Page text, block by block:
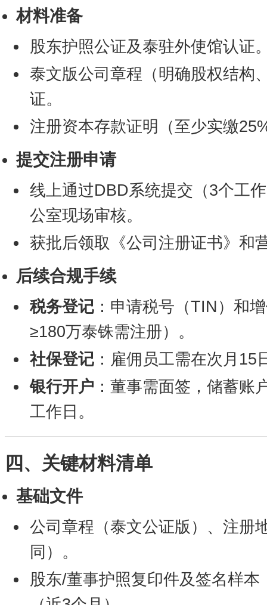
材料准备
股东护照公证及泰驻外使馆认证
泰文版公司章程（明确股权结构
证。
注册资本存款证明（至少实缴
提交注册申请
线上通过DBD系统提交（3个工
公室现场审核。
获批后领取《公司注册证书》和
后续合规手续
税务登记 ：申请税号（TIN）和
≥180万泰铢需注册）。
社保登记 ：雇佣员工需在次月15
银行开户 ：董事需面签，储蓄账
工作日。
四、关键材料清单
基础文件
公司章程（泰文公证版）、注册
同）。
股东/董事护照复印件及签名样